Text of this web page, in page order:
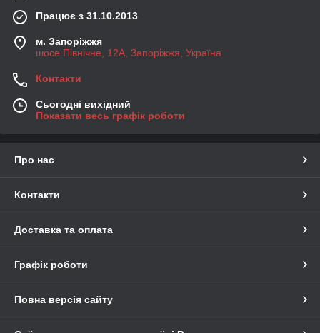
Працює з 31.10.2013
м. Запоріжжя
шосе Північне, 12А, Запоріжжя, Україна
Контакти
Сьогодні вихідний
Показати весь графік роботи
Про нас
Контакти
Доставка та оплата
Графік роботи
Повна версія сайту